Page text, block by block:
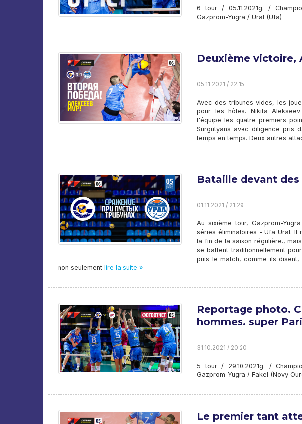
6 tour / 05.11.2021g. /
Gazprom-Yugra / Ural (Ufa)
Deuxième victoire,
05.11.2021 / 22:15
Avec des tribunes vides, les
pour les hôtes. Nikita
l'équipe les quatre premiers
Surgutyans avec diligence pris
temps en temps. Deux autres
Bataille devant
01.11.2021 / 21:29
Au sixième tour, Gazprom-
séries éliminatoires - Ufa Ural. Il
la fin de la saison régulière.,
se battent traditionnellement
puis le match, comme ils
non seulement lire la suite »
Reportage photo.
hommes. super
31.10.2021 / 20:20
5 tour / 29.10.2021g. /
Gazprom-Yugra / Fakel (Novy
Le premier tant